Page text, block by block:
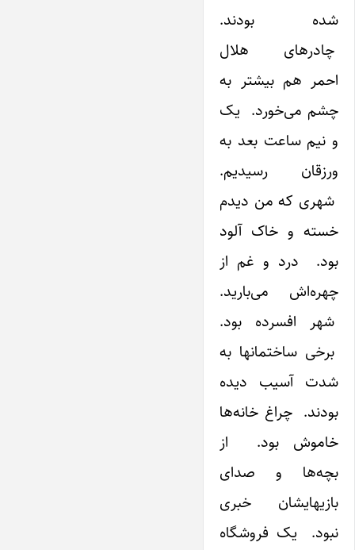
شده بودند.
چادرهای هلال
احمر هم بیشتر به
چشم می‌خورد. یک
و نیم ساعت بعد به
ورزقان رسیدیم.
شهری که من دیدم
خسته و خاک آلود
بود. درد و غم از
چهره‌اش می‌بارید.
شهر افسرده بود.
برخی ساختمانها به
شدت آسیب دیده
بودند. چراغ خانه‌ها
خاموش بود. از
بچه‌ها و صدای
بازیهایشان خبری
نبود. یک فروشگاه